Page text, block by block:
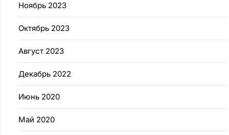
Ноябрь 2023
Октябрь 2023
Август 2023
Декабрь 2022
Июнь 2020
Май 2020